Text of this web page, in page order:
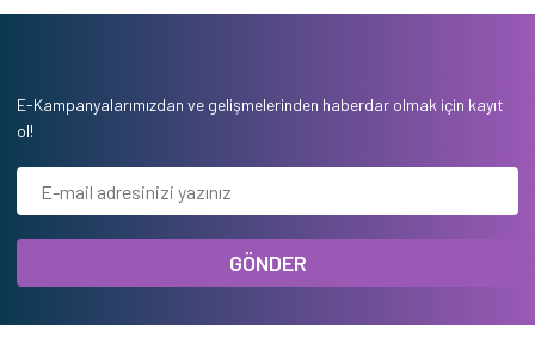
E-Kampanyalarımızdan ve gelişmelerinden haberdar olmak için kayıt
ol!
GÖNDER